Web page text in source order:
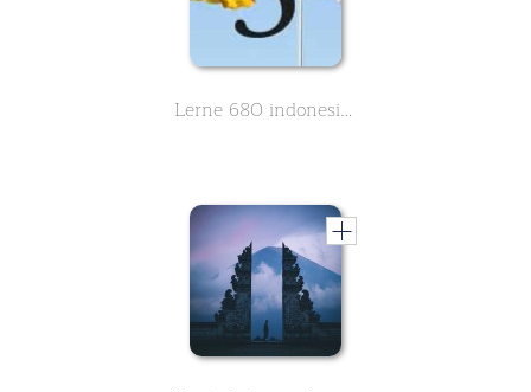
Lerne 680 indonesische Wörter des Grundwortschatzes - Teil 3 von 8